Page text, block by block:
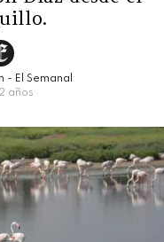
- El Semanal
años